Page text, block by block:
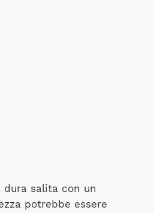
dura salita con un
potrebbe essere